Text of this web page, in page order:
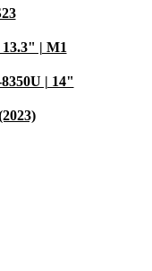
| M1
| 14"